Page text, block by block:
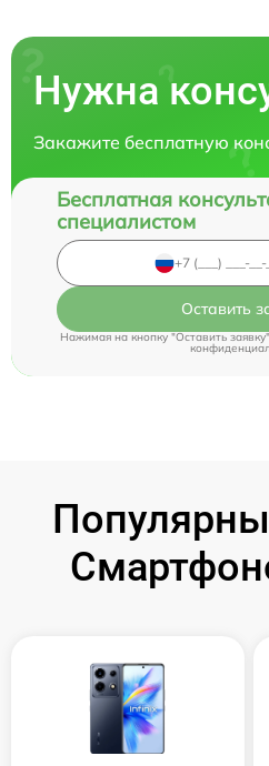
Нужна
Закажите бесплатную
Бесплатная
специалистом
Оставить
Нажимая на кнопку "Оставить